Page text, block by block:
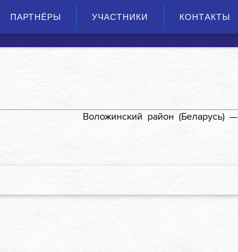
ПАРТНЁРЫ УЧАСТНИКИ КОНТАКТЫ
Воложинский район (Беларусь) —